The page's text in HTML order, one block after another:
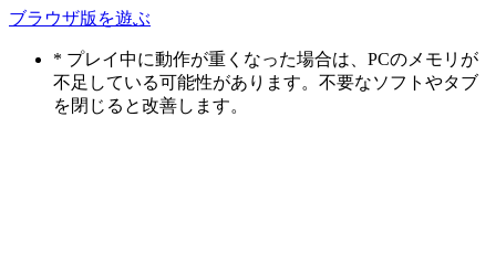
ブラウザ版を遊ぶ
* プレイ中に動作が重くなった場合は、PCのメモリが
不足している可能性があります。不要なソフトやタブ
を閉じると改善します。